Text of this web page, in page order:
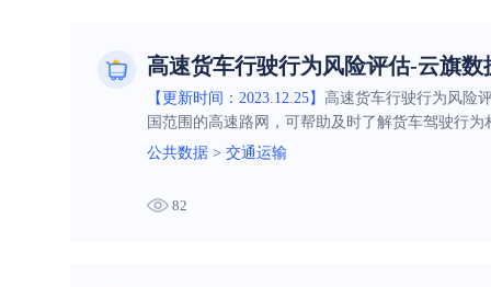
高速货车行驶行为风险评估-云旗数
【更新时间：2023.12.25】 高速货车行驶行为风险
国范围的高速路网，可帮助及时了解货车驾驶行
公共数据 > 交通运输
82